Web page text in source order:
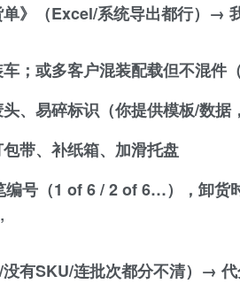
》（Excel/系统导出都行）→
；或多客户混装配载但不混件
、易碎标识（你提供模板/数据
包带、补纸箱、加滑托盘
编号（1 of 6 / 2 of 6…），卸货
/没有SKU/连批次都分不清）→